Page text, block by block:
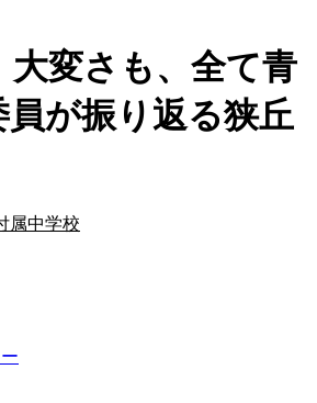
大変さも、全て青
が振り返る狭丘
属中学校